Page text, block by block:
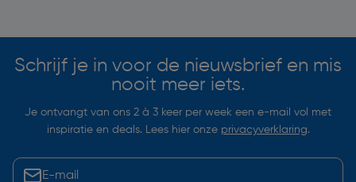
Schrijf je in voor de nieuwsbrief en mis
nooit meer iets.
Je ontvangt van ons 2 à 3 keer per week een e-mail vol met
inspiratie en deals. Lees hier onze privacyverklaring.